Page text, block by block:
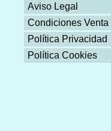
Aviso Legal
Condiciones Venta
Política Privacidad
Política Cookies